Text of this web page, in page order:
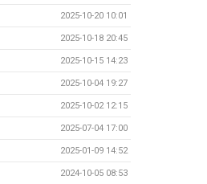
2025-10-20 10:01
2025-10-18 20:45
2025-10-15 14:23
2025-10-04 19:27
2025-10-02 12:15
2025-07-04 17:00
2025-01-09 14:52
2024-10-05 08:53